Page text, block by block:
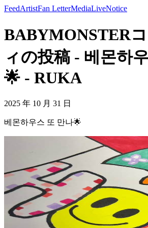
FeedArtistFan LetterMediaLiveNotice
BABYMONSTER
ィの投稿 - 베몬하
🌟 - RUKA
2025 年 10 月 31 日
베몬하우스 또 만나🌟